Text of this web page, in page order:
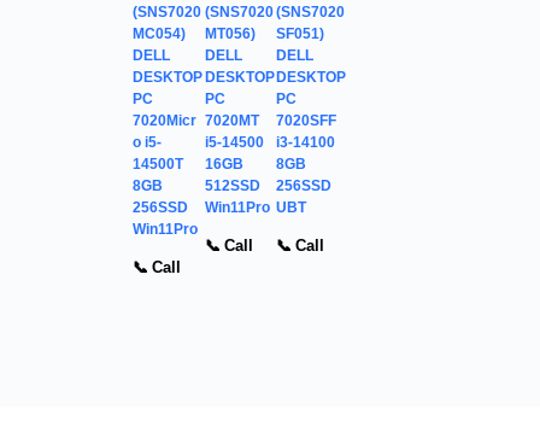
(SNS7020
MC054)
DELL
DESKTOP
PC
7020Micr
o i5-
14500T
8GB
256SSD
Win11Pro
📞 Call
(SNS7020
MT056)
DELL
DESKTOP
PC
7020MT
i5-14500
16GB
512SSD
Win11Pro
📞 Call
(SNS7020
SF051)
DELL
DESKTOP
PC
7020SFF
i3-14100
8GB
256SSD
UBT
📞 Call